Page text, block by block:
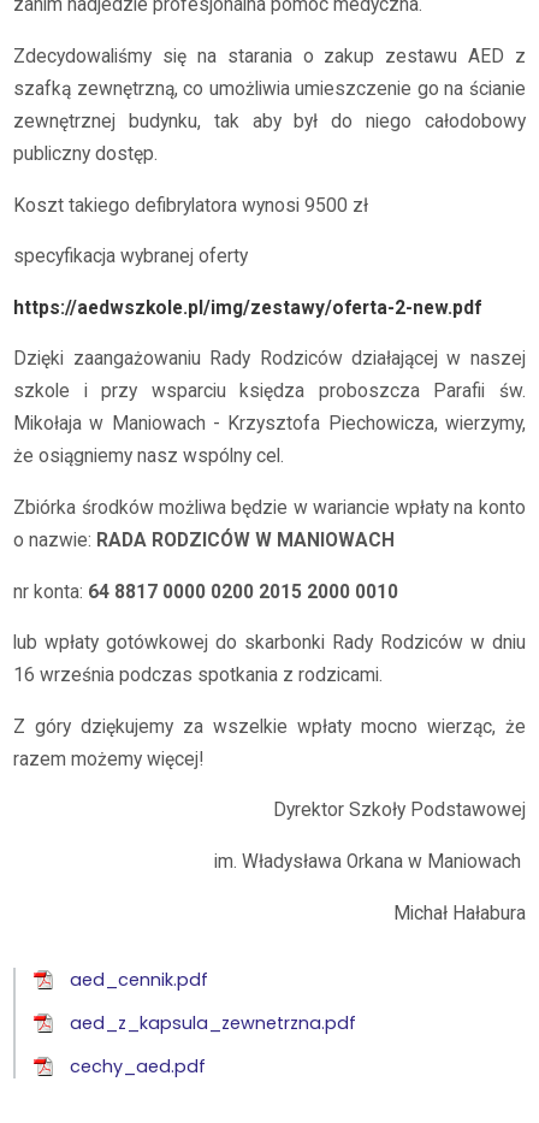
zanim nadjedzie profesjonalna pomoc medyczna.
Zdecydowaliśmy się na starania o zakup zestawu AED z
szafką zewnętrzną, co umożliwia umieszczenie go na ścianie
zewnętrznej budynku, tak aby był do niego całodobowy
publiczny dostęp.
Koszt takiego defibrylatora wynosi 9500 zł
specyfikacja wybranej oferty
https://aedwszkole.pl/img/zestawy/oferta-2-new.pdf
Dzięki zaangażowaniu Rady Rodziców działającej w naszej
szkole i przy wsparciu księdza proboszcza Parafii św.
Mikołaja w Maniowach - Krzysztofa Piechowicza, wierzymy,
że osiągniemy nasz wspólny cel.
Zbiórka środków możliwa będzie w wariancie wpłaty na konto
o nazwie: RADA RODZICÓW W MANIOWACH
nr konta: 64 8817 0000 0200 2015 2000 0010
lub wpłaty gotówkowej do skarbonki Rady Rodziców w dniu
16 września podczas spotkania z rodzicami.
Z góry dziękujemy za wszelkie wpłaty mocno wierząc, że
razem możemy więcej!
Dyrektor Szkoły Podstawowej
im. Władysława Orkana w Maniowach
Michał Hałabura
aed_cennik.pdf
aed_z_kapsula_zewnetrzna.pdf
cechy_aed.pdf